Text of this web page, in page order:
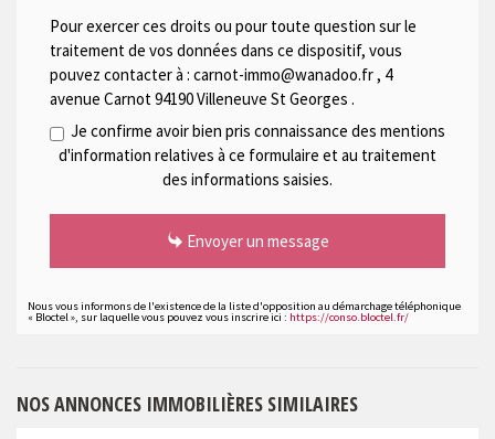
Pour exercer ces droits ou pour toute question sur le
traitement de vos données dans ce dispositif, vous
pouvez contacter à : carnot-immo@wanadoo.fr, 4
avenue Carnot 94190 Villeneuve St Georges .
Je confirme avoir bien pris connaissance des mentions
d'information relatives à ce formulaire et au traitement
des informations saisies.
Envoyer un message
Nous vous informons de l'existence de la liste d'opposition au démarchage téléphonique
« Bloctel », sur laquelle vous pouvez vous inscrire ici : https://conso.bloctel.fr/
NOS ANNONCES IMMOBILIÈRES SIMILAIRES